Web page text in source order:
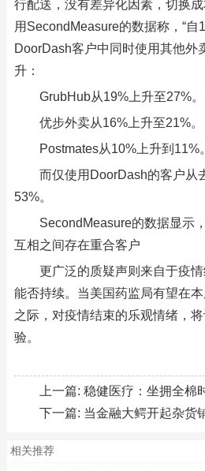
行配送，没有差异化因素，切换成
用SecondMeasure的数据称，“自
DoorDash客户中同时使用其他外
升：
GrubHub从19%上升至27%。
优步外卖从16%上升至21%。
Postmates从10%上升到11%。
而仅使用DoorDash的客户从
53%。
SecondMeasure的数据显示
互相之间存在重合客户
更广泛的质疑声则来自于疫
能否持续。当美国药监局有望在
之际，对疫情结束的乐观情绪，
验。
上一篇: 稳健医疗：坐拥全棉
下一篇: 当金融大鳄开起杂货
相关推荐